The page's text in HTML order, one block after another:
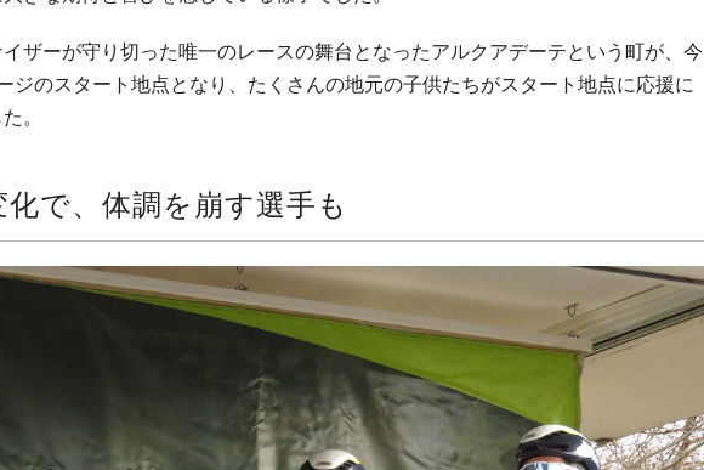
ザーが守り切った唯一のレースの舞台となったアルクアデーテという町が、今
ジのスタート地点となり、たくさんの地元の子供たちがスタート地点に応援に
。
化で、体調を崩す選手も